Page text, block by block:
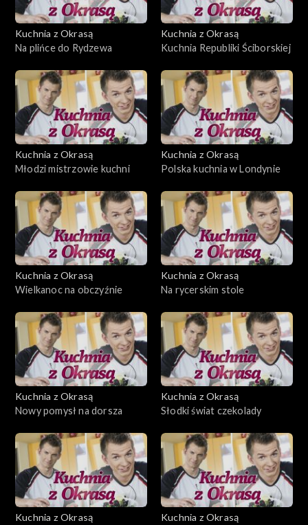
Kuchnia z Okrasą
Na plińce do Rydzewa
Kuchnia z Okrasą
Kuchnia Republiki Ściborskiej
Kuchnia z Okrasą
Młodzi mistrzowie kuchni
Kuchnia z Okrasą
Polska kuchnia w Londynie
Kuchnia z Okrasą
Wielkanoc na obczyźnie
Kuchnia z Okrasą
Na rycerskim stole
Kuchnia z Okrasą
Nowy pomysł na dorsza
Kuchnia z Okrasą
Słodki świat czekolady
Kuchnia z Okrasą
Kuchnia z Okrasą